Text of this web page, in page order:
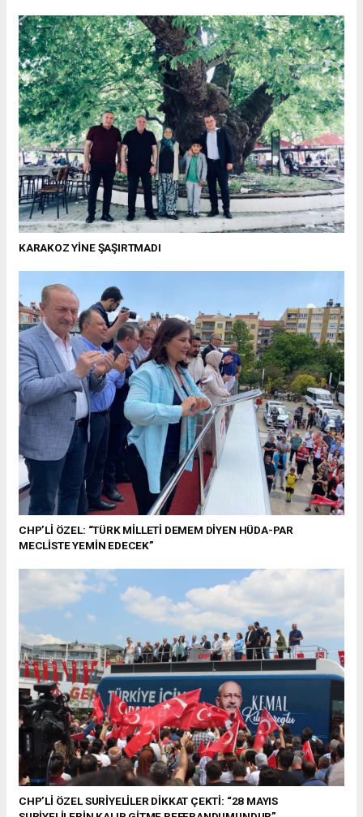
KARAKOZ YİNE ŞAŞIRTMADI
CHP’Lİ ÖZEL: “TÜRK MİLLETİ DEMEM DİYEN HÜDA-PAR
MECLİSTE YEMİN EDECEK”
CHP’Lİ ÖZEL SURİYELİLER DİKKAT ÇEKTİ: “28 MAYIS